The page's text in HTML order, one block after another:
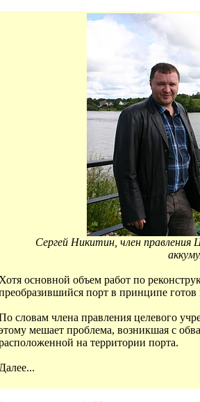
Сергей Никитин, член
Хотя основной объем работ по
порт в принципе
словам члена правления целевого
мешает проблема, возникшая с
на территории порта.
Далее...